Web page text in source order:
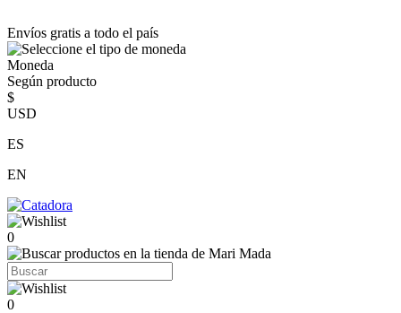
Envíos gratis a todo el país
Moneda
Según producto
$
USD
ES
EN
0
0